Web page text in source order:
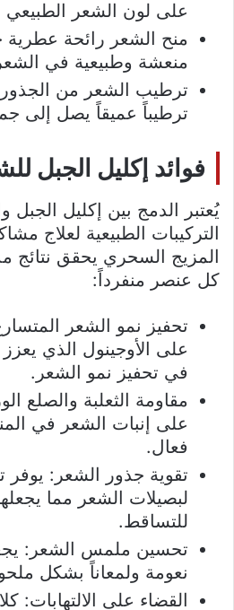
على لون الشعر الطبيعي
منح الشعر رائحة عطرية
منعشة وطبيعية في
ترطيب الشعر من الجذور
ترطيباً عميقاً يصل إلى
فوائد إكليل الجبل
يُعتبر الدمج بين إكليل
التركيبات الطبيعية لعلاج
المزيج السحري يحقق نتائج
كل عنصر منفرداً:
تحفيز نمو الشعر
على الأوجينول الذي يعزز
في تحفيز نمو الشعر.
مقاومة الثعلبة والصلع
على إنبات الشعر في
فعال.
تقوية جذور الشعر: يوفر
لبصيلات الشعر مما
للتساقط.
تحسين ملمس الشعر:
نعومة ولمعاناً بشكل
القضاء على الالتهابات: